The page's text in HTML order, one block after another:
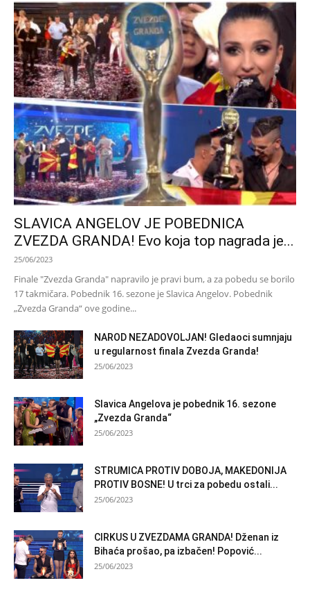
SLAVICA ANGELOV JE POBEDNICA
ZVEZDA GRANDA! Evo koja top nagrada je...
25/06/2023
Finale "Zvezda Granda" napravilo je pravi bum, a za pobedu se borilo
17 takmičara. Pobednik 16. sezone je Slavica Angelov. Pobednik
„Zvezda Granda“ ove godine...
NAROD NEZADOVOLJAN! Gledaoci sumnjaju
u regularnost finala Zvezda Granda!
25/06/2023
Slavica Angelova je pobednik 16. sezone
„Zvezda Granda“
25/06/2023
STRUMICA PROTIV DOBOJA, MAKEDONIJA
PROTIV BOSNE! U trci za pobedu ostali...
25/06/2023
CIRKUS U ZVEZDAMA GRANDA! Dženan iz
Bihaća prošao, pa izbačen! Popović...
25/06/2023